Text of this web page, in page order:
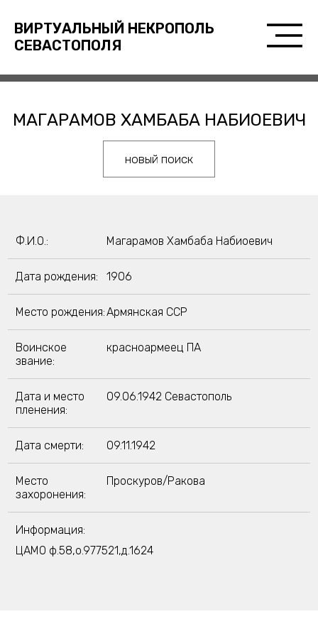
ВИРТУАЛЬНЫЙ НЕКРОПОЛЬ
СЕВАСТОПОЛЯ
МАГАРАМОВ ХАМБАБА НАБИОЕВИЧ
новый поиск
Ф.И.О.: Магарамов Хамбаба Набиоевич
Дата рождения: 1906
Место рождения:Армянская ССР
Воинское
звание:
красноармеец ПА
Дата и место
пленения:
09.06.1942 Севастополь
Дата смерти: 09.11.1942
Место
захоронения:
Проскуров/Ракова
Информация:
ЦАМО ф.58,о.977521,д.1624